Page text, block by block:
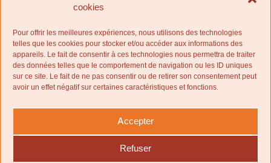
cookies
Pour offrir les meilleures expériences, nous utilisons des technologies
telles que les cookies pour stocker et/ou accéder aux informations des
appareils. Le fait de consentir à ces technologies nous permettra de traiter
des données telles que le comportement de navigation ou les ID uniques
sur ce site. Le fait de ne pas consentir ou de retirer son consentement peut
avoir un effet négatif sur certaines caractéristiques et fonctions.
Accepter
Refuser
La Gaunhe – 12320 PRUINES
Téléphone :
06 76 42 49 26
Non assujetti à la TVA selon l’article 293B du Code Général
des Impôts
Site hébergé chezOVH –2 rue Kellermann – 59100 Roubaix –
France
Informations Complémentaires